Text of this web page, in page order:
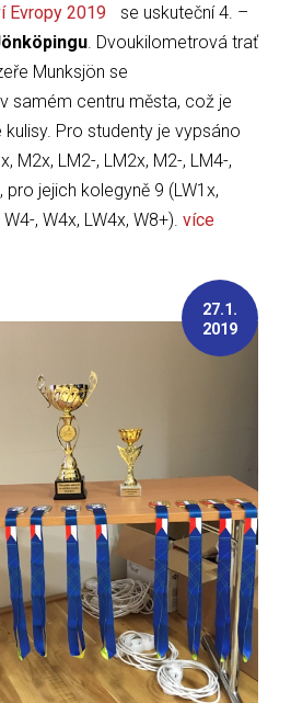
Evropy 2019
se uskuteční 4. –
. Dvoukilometrová trať
Munksjön se
samém centru města, což je
Pro studenty je vypsáno
M2x, LM2-, LM2x, M2-, LM4-,
pro jejich kolegyně 9 (LW1x,
, W4x, LW4x, W8+). více
27.1.
2019